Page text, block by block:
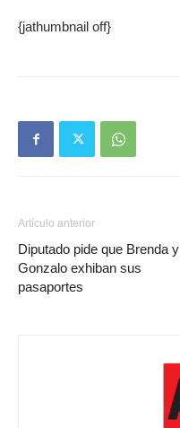
{jathumbnail off}
Artículo anterior
Diputado pide que Brenda y
Gonzalo exhiban sus
pasaportes